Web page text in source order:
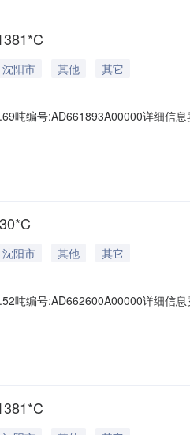
阳市 其他
其它
吨编号:AD661893A00000详细信
锌层重量代码描述:上表面锌层重量
阳市 其他
其它
吨编号:AD662600A00000详细信
锌层重量代码描述:上表面锌层重量